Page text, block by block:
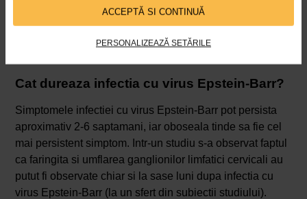
ACCEPTĂ SI CONTINUĂ
PERSONALIZEAZĂ SETĂRILE
Virusul Epstein-Barr are o perioada de incubatie de
aproximativ 4-7 saptamani. Totusi, de stiut este faptul ca
in aceasta perioada persoana poate transmite virusul
Cat dureaza infectia cu virus Epstein-Barr?
Simptomele infectiei cu virus Epstein-Barr pot persista
aproximativ 2-6 saptamani, iar oboseala tinde sa fie cel
mai persistent simptom. Intr-un studiu s-a observat faptul
ca faringita si umflarea ganglionilor limfatici cervicali au
putut fi observate chiar si la sase luni dupa infectia cu
virus Epstein-Barr (la un sfert din subiectii studiului).